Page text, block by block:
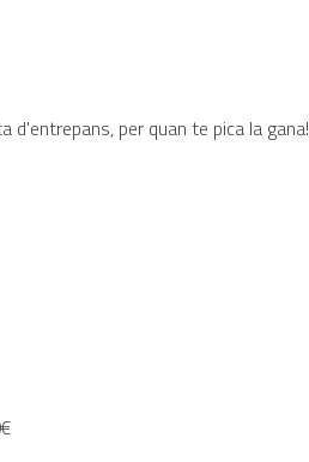
per quan te pica la gana!